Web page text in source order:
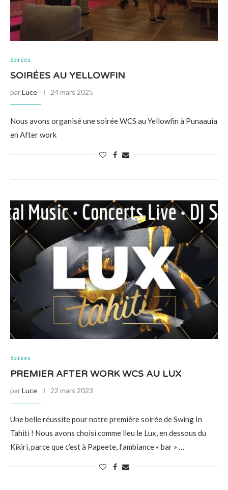
Soirées
SOIRÉES AU YELLOWFIN
parLuce 24 mars 2025
Nous avons organisé une soirée WCS au Yellowfin à Punaauia
en After work
Soirées
PREMIER AFTER WORK WCS AU LUX
parLuce 22 mars 2023
Une belle réussite pour notre première soirée de Swing In
Tahiti ! Nous avons choisi comme lieu le Lux, en dessous du
Kikiri, parce que c’est à Papeete, l’ambiance « bar » …